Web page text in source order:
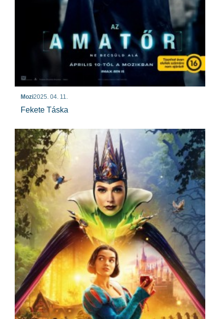
Mozi2025. 04. 11.
Fekete Táska